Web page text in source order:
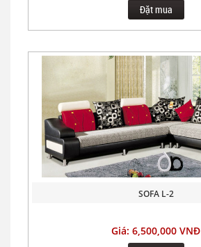
Đặt mua
SOFA L-2
Giá: 6,500,000 VNĐ